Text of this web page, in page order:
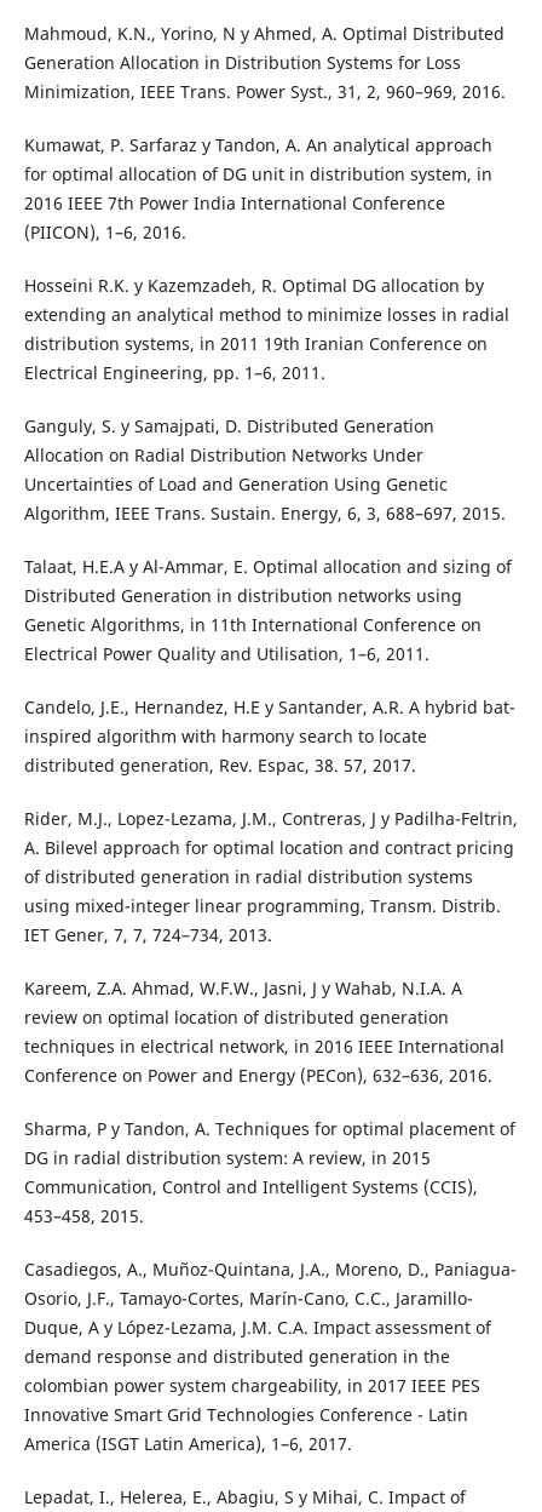
Mahmoud, K.N., Yorino, N y Ahmed, A. Optimal Distributed
Generation Allocation in Distribution Systems for Loss
Minimization, IEEE Trans. Power Syst., 31, 2, 960–969, 2016.
Kumawat, P. Sarfaraz y Tandon, A. An analytical approach
for optimal allocation of DG unit in distribution system, in
2016 IEEE 7th Power India International Conference
(PIICON), 1–6, 2016.
Hosseini R.K. y Kazemzadeh, R. Optimal DG allocation by
extending an analytical method to minimize losses in radial
distribution systems, in 2011 19th Iranian Conference on
Electrical Engineering, pp. 1–6, 2011.
Ganguly, S. y Samajpati, D. Distributed Generation
Allocation on Radial Distribution Networks Under
Uncertainties of Load and Generation Using Genetic
Algorithm, IEEE Trans. Sustain. Energy, 6, 3, 688–697, 2015.
Talaat, H.E.A y Al-Ammar, E. Optimal allocation and sizing of
Distributed Generation in distribution networks using
Genetic Algorithms, in 11th International Conference on
Electrical Power Quality and Utilisation, 1–6, 2011.
Candelo, J.E., Hernandez, H.E y Santander, A.R. A hybrid bat-
inspired algorithm with harmony search to locate
distributed generation, Rev. Espac, 38. 57, 2017.
Rider, M.J., Lopez-Lezama, J.M., Contreras, J y Padilha-Feltrin,
A. Bilevel approach for optimal location and contract pricing
of distributed generation in radial distribution systems
using mixed-integer linear programming, Transm. Distrib.
IET Gener, 7, 7, 724–734, 2013.
Kareem, Z.A. Ahmad, W.F.W., Jasni, J y Wahab, N.I.A. A
review on optimal location of distributed generation
techniques in electrical network, in 2016 IEEE International
Conference on Power and Energy (PECon), 632–636, 2016.
Sharma, P y Tandon, A. Techniques for optimal placement of
DG in radial distribution system: A review, in 2015
Communication, Control and Intelligent Systems (CCIS),
453–458, 2015.
Casadiegos, A., Muñoz-Quintana, J.A., Moreno, D., Paniagua-
Osorio, J.F., Tamayo-Cortes, Marín-Cano, C.C., Jaramillo-
Duque, A y López-Lezama, J.M. C.A. Impact assessment of
demand response and distributed generation in the
colombian power system chargeability, in 2017 IEEE PES
Innovative Smart Grid Technologies Conference - Latin
America (ISGT Latin America), 1–6, 2017.
Lepadat, I., Helerea, E., Abagiu, S y Mihai, C. Impact of